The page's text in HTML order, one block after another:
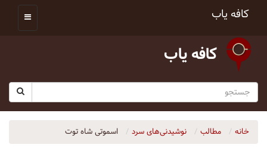
کافه یاب
کافه یاب
خانه مطالب نوشیدنی‌های سرد اسموتی شاه توت